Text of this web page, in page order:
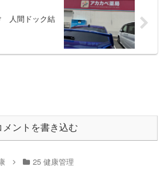
人間ドック結
メントを書き込む
25 健康管理